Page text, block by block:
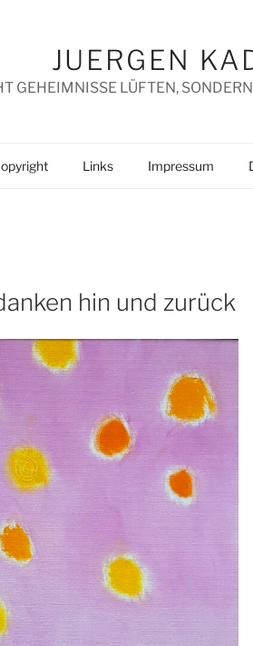
JUERGEN
GEHEIMNISSE LÜFTEN,
Links Impressum
hin und zurück